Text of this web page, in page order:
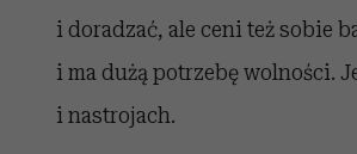
i doradzać, ale ceni też sobie
i ma dużą potrzebę wolności.
i nastrojach.